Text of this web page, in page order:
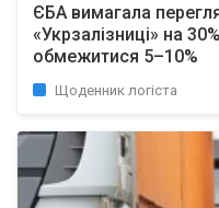
ЄБА вимагала
«Укрзалізниці» на
обмежитися 5–10%
Щоденник логіста